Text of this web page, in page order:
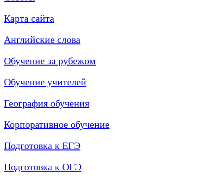
Карта сайта
Английские слова
Обучение за рубежом
Обучение учителей
География обучения
Корпоративное обучение
Подготовка к ЕГЭ
Подготовка к ОГЭ